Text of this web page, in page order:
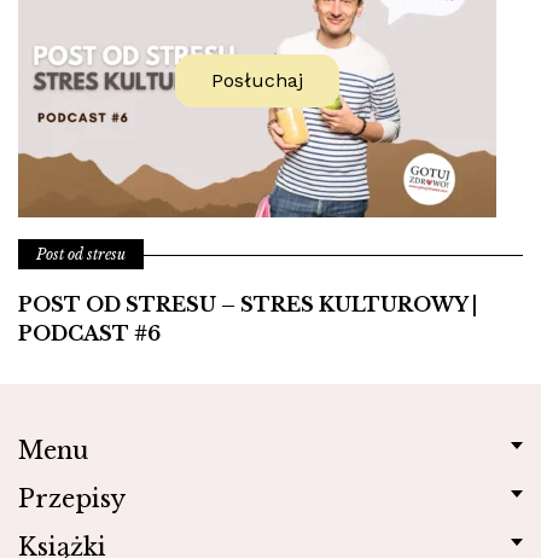
Posłuchaj
Post od stresu
POST OD STRESU – STRES KULTUROWY |
PODCAST #6
Menu
Przepisy
Książki